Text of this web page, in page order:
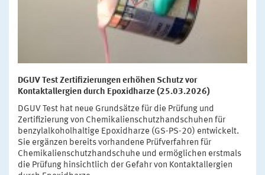
DGUV Test Zertifizierungen erhöhen Schutz vor
Kontaktallergien durch Epoxidharze (25.03.2026)
DGUV Test hat neue Grundsätze für die Prüfung und
Zertifizierung von Chemikalienschutzhandschuhen für
benzylalkoholhaltige Epoxidharze (GS-PS-20) entwickelt.
Sie ergänzen bereits vorhandene Prüfverfahren für
Chemikalienschutzhandschuhe und ermöglichen erstmals
die Prüfung hinsichtlich der Gefahr von Kontaktallergien